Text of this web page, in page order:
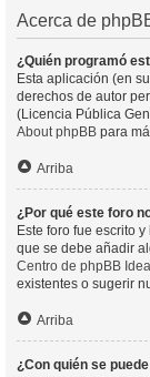
Acerca de
¿Quién programó
Esta aplicación (en
derechos de autor
(Licencia Pública
About phpBB para
Arriba
¿Por qué este foro
Este foro fue escrito
que se debe añadir
Centro de phpBB
existentes o sugerir
Arriba
¿Con quién se